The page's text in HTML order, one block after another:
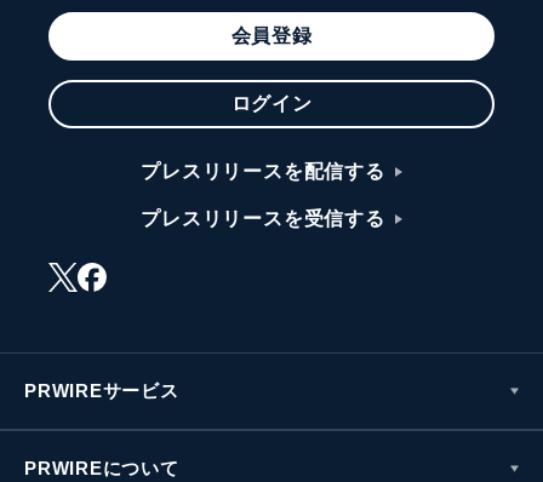
会員登録
ログイン
プレスリリースを配信する
プレスリリースを受信する
PRWIREサービス
PRWIREについて